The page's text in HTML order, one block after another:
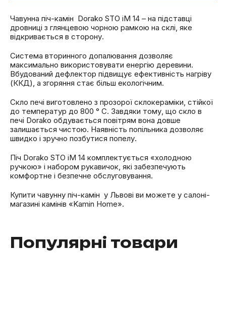
Чавунна піч-камін Dorako STO iM 14 – на підставці
дровниці з глянцевою чорною рамкою на склі, яке
відкривається в сторону.
Система вторинного допалювання дозволяє
максимально використовувати енергію деревини.
Вбудований дефлектор підвищує ефективність нагріву
(ККД), а згоряння стає більш екологічним.
Скло печі виготовлено з прозорої склокераміки, стійкої
до температур до 800 ° C. Завдяки тому, що скло в
печі Dorako обдувається повітрям вона довше
залишається чистою. Наявність попільника дозволяє
швидко і зручно позбутися попелу.
Піч Dorako STO iM 14 комплектується «холодною
ручкою» і набором рукавичок, які забезпечують
комфортне і безпечне обслуговування.
Купити чавунну піч-камін у Львові ви можете у салоні-
магазині камінів «Kamin Home».
Популярні товари